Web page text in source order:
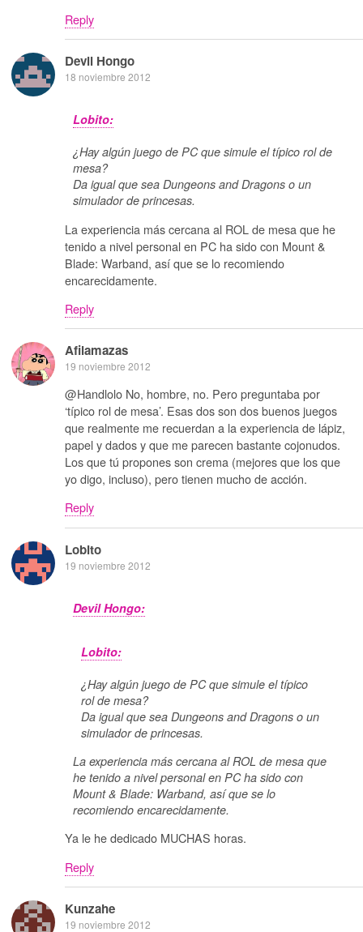
Reply
Devil Hongo
18 noviembre 2012
Lobito:
¿Hay algún juego de PC que simule el típico rol de
mesa?
Da igual que sea Dungeons and Dragons o un
simulador de princesas.
La experiencia más cercana al ROL de mesa que he
tenido a nivel personal en PC ha sido con Mount &
Blade: Warband, así que se lo recomiendo
encarecidamente.
Reply
Afilamazas
19 noviembre 2012
@Handlolo No, hombre, no. Pero preguntaba por
‘típico rol de mesa’. Esas dos son dos buenos juegos
que realmente me recuerdan a la experiencia de lápiz,
papel y dados y que me parecen bastante cojonudos.
Los que tú propones son crema (mejores que los que
yo digo, incluso), pero tienen mucho de acción.
Reply
Lobito
19 noviembre 2012
Devil Hongo:
Lobito:
¿Hay algún juego de PC que simule el típico
rol de mesa?
Da igual que sea Dungeons and Dragons o un
simulador de princesas.
La experiencia más cercana al ROL de mesa que
he tenido a nivel personal en PC ha sido con
Mount & Blade: Warband, así que se lo
recomiendo encarecidamente.
Ya le he dedicado MUCHAS horas.
Reply
Kunzahe
19 noviembre 2012